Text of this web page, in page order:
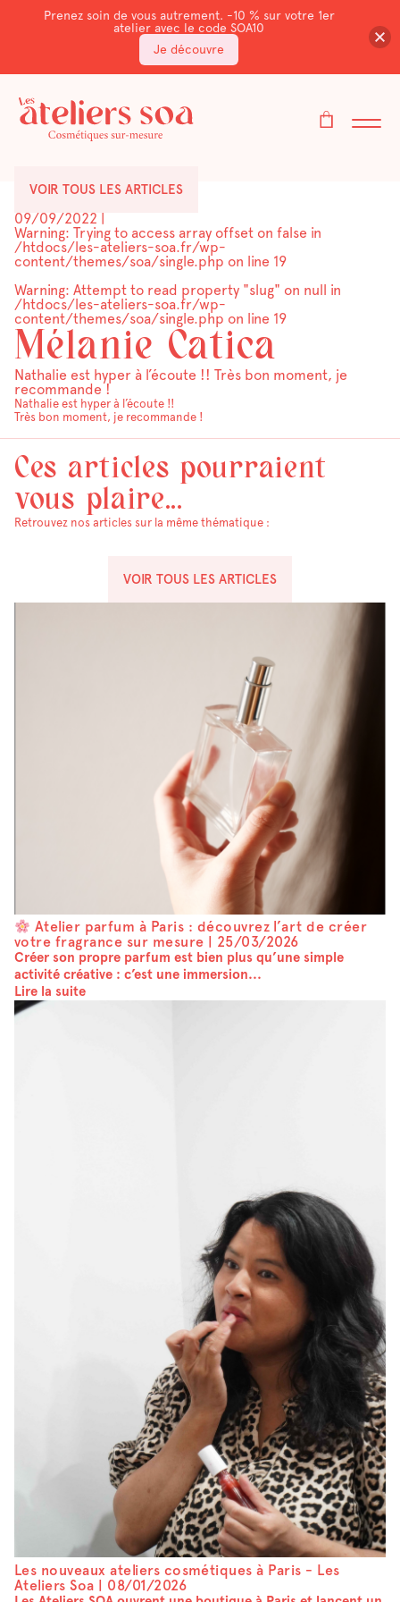
VOIR TOUS LES ARTICLES
09/09/2022 |
Warning: Trying to access array offset on false in
/htdocs/les-ateliers-soa.fr/wp-
content/themes/soa/single.php on line 19
Warning: Attempt to read property "slug" on null in
/htdocs/les-ateliers-soa.fr/wp-
content/themes/soa/single.php on line 19
Mélanie Catica
Nathalie est hyper à l’écoute !! Très bon moment, je
recommande !
Nathalie est hyper à l’écoute !!
Très bon moment, je recommande !
Ces articles pourraient
vous plaire...
Retrouvez nos articles sur la même thématique :
VOIR TOUS LES ARTICLES
Atelier parfum à Paris : découvrez l’art de créer
votre fragrance sur mesure | 25/03/2026
Créer son propre parfum est bien plus qu’une simple
activité créative : c’est une immersion...
Lire la suite
Les nouveaux ateliers cosmétiques à Paris - Les
Ateliers Soa | 08/01/2026
Prenez soin de vous autrement. -10 % sur votre 1er
atelier avec le code SOA10
Je découvre